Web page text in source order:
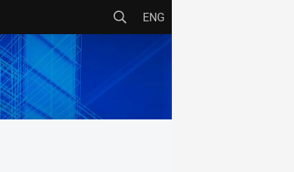
ENG
CENTRE DE CERCETARE
CCHPM
CCIC